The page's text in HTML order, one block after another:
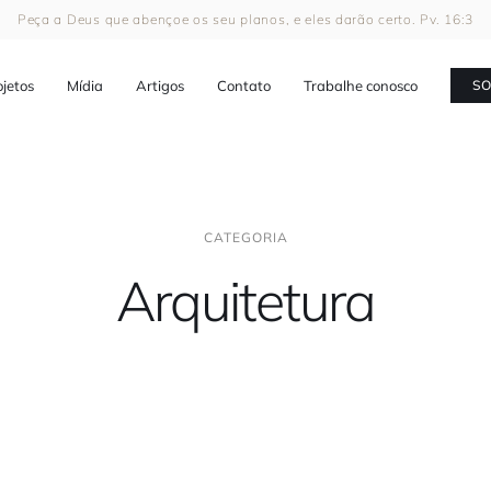
Peça a Deus que abençoe os seu planos, e eles darão certo. Pv. 16:3
Mídia Artigos Contato Trabalhe conosco
CATEGORIA
Arquitetura